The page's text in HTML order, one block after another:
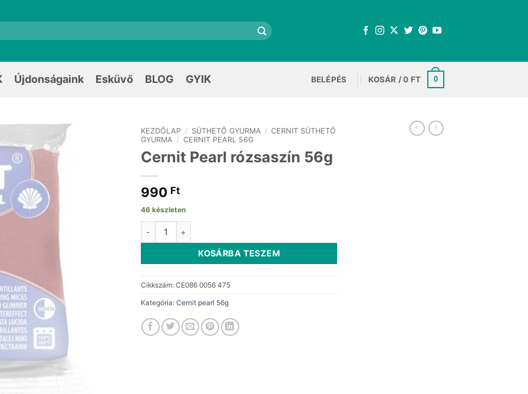
Újdonságaink Esküvő BLOG GYIK BELÉPÉS KOSÁR /0 FT 0
KEZDŐLAP / SÜTHETŐ GYURMA / CERNIT SÜTHETŐ
GYURMA / CERNIT PEARL 56G
Cernit Pearl rózsaszín 56g
990 Ft
46 készleten
KOSÁRBA TESZEM
Cikkszám: CE086 0056 475
Kategória: Cernit pearl 56g